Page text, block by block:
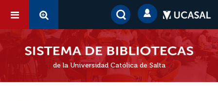
de la Universidad Católica de Salta